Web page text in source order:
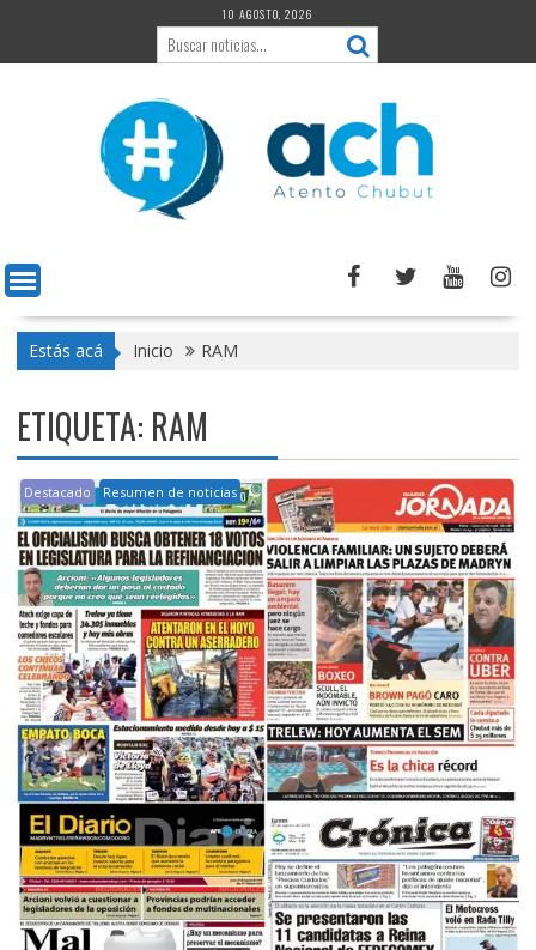
contenido
10 AGOSTO, 2026
Estás acá Inicio RAM
ETIQUETA: RAM
Destacado Resumen de noticias